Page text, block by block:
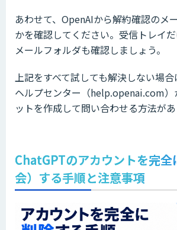
あわせて、OpenAIから解約確認のメ
かを確認してください。受信トレイ
メールフォルダも確認しましょう。
上記をすべて試しても解決しない場
ヘルプセンター（help.openai.com）
ットを作成して問い合わせる方法があ
ChatGPTのアカウントを完全
会）する手順と注意事項